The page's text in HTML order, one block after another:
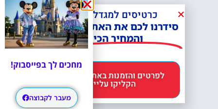
כרטיסים למגדל אייפל?
סידרנו לכם את האתר הכי אמין -
והמחיר הכי זול!
הקליקו עליי 😊
מחכים לך בפייסבוק!
מעבר לקבוצה